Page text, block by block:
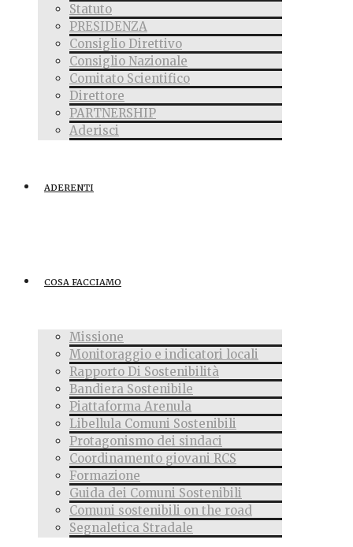
Statuto
PRESIDENZA
Consiglio Direttivo
Consiglio Nazionale
Comitato Scientifico
Direttore
PARTNERSHIP
Aderisci
ADERENTI
COSA FACCIAMO
Missione
Monitoraggio e indicatori locali
Rapporto Di Sostenibilità
Bandiera Sostenibile
Piattaforma Arenula
Libellula Comuni Sostenibili
Protagonismo dei sindaci
Coordinamento giovani RCS
Formazione
Guida dei Comuni Sostenibili
Comuni sostenibili on the road
Segnaletica Stradale